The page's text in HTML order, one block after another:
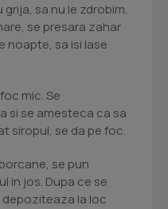
sa nu le zdrobim.
se presara zahar
noapte, sa isi lase
mic. Se
si se amesteca ca sa
siropul, se da pe foc.
se pun
in jos. Dupa ce se
la loc